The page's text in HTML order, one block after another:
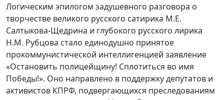
Логическим эпилогом задушевного разговора о
творчестве великого русского сатирика М.Е.
Салтыкова-Щедрина и глубокого русского лирика
Н.М. Рубцова стало единодушно принятое
прокоммунистической интеллигенцией заявление
«Остановить полицейщину! Сплотиться во имя
Победы!». Оно направлено в поддержку депутатов и
активистов КПРФ, подвергающихся преследованиям